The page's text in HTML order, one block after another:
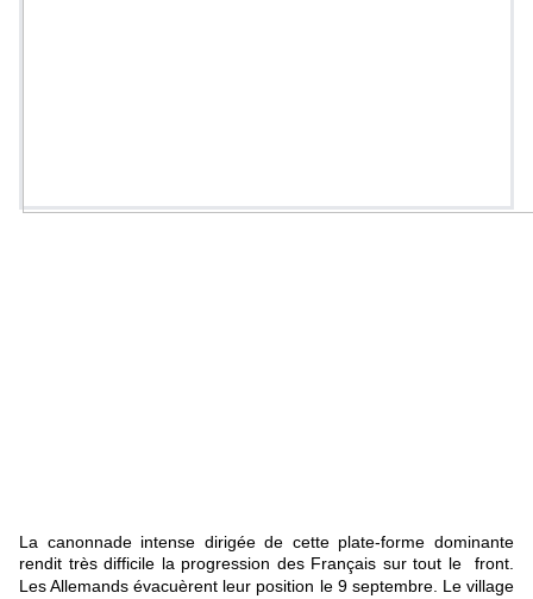
La canonnade intense dirigée de cette plate-forme dominante
rendit très difficile la progression des Français sur tout le front.
L es Allemands évacuèrent leur position le 9 septembre. Le village